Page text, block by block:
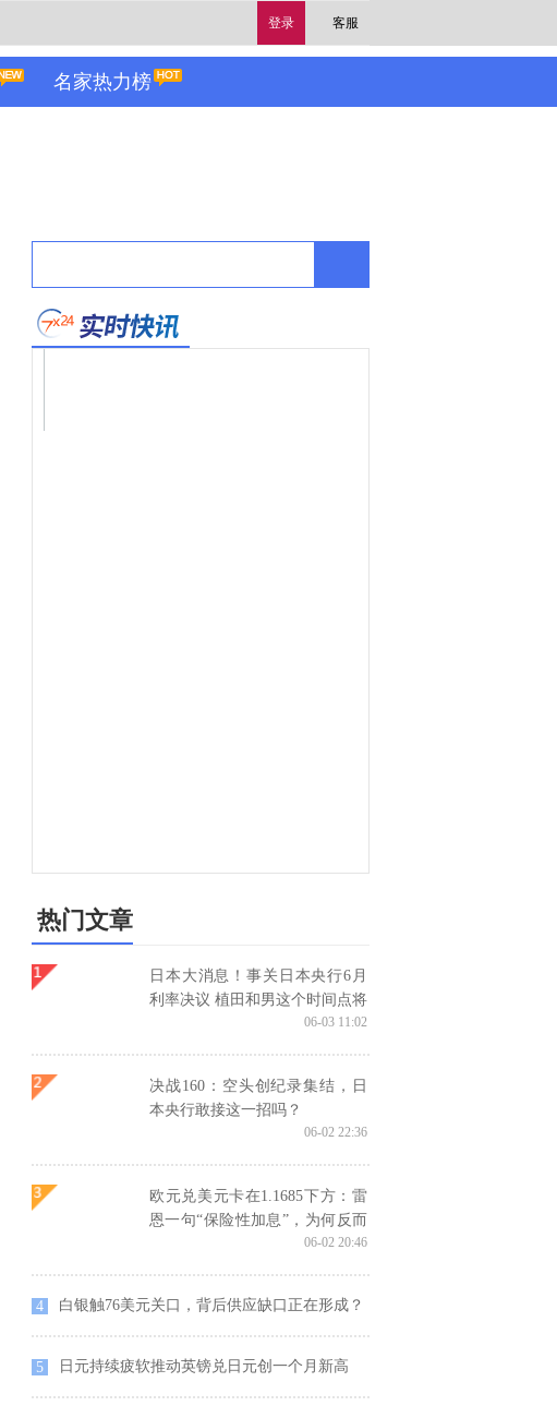
登录 客服
名家热力榜
热门文章
日本大消息！事关日本央行6月
利率决议 植田和男这个时间点将
06-03 11:02
决战160：空头创纪录集结，日
本央行敢接这一招吗？
06-02 22:36
欧元兑美元卡在1.1685下方：雷
恩一句“保险性加息”，为何反而
06-02 20:46
4 白银触76美元关口，背后供应缺口正在形成？
5 日元持续疲软推动英镑兑日元创一个月新高